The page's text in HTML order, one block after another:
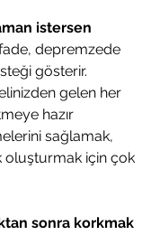
istersen
depremzede
gösterir.
gelen her
hazır
sağlamak,
oluşturmak için çok
sonra korkmak